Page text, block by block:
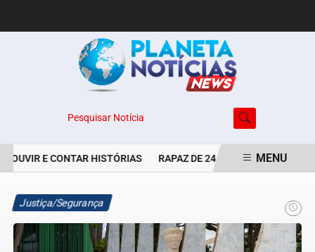
Pesquisar Notícia
E CONTAR HISTÓRIAS RAPAZ DE 24 ANOS É MENU
Justiça/Segurança